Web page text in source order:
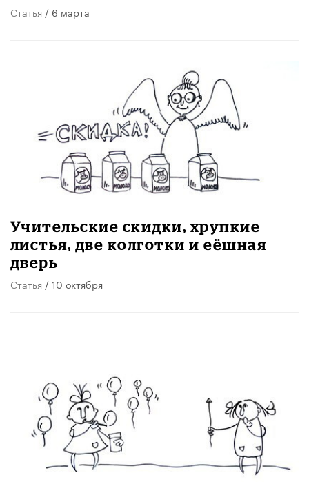
Статья / 6 марта
Учительские скидки, хрупкие
листья, две колготки и еёшная
дверь
Статья / 10 октября